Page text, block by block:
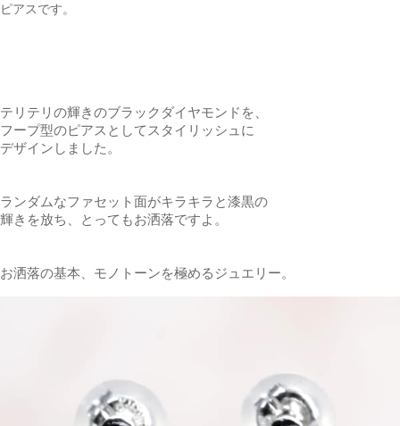
ピアスです。
テリテリの輝きのブラックダイヤモンドを、
フープ型のピアスとしてスタイリッシュに
デザインしました。
ランダムなファセット面がキラキラと漆黒の
輝きを放ち、とってもお洒落ですよ。
お洒落の基本、モノトーンを極めるジュエリー。